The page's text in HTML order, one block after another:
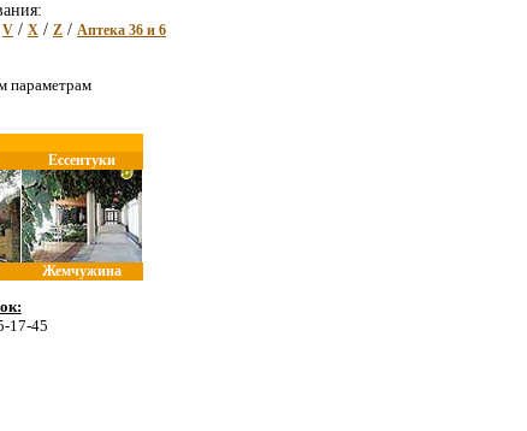
V / X / Z / Аптека 36 и 6
параметрам
Ессентуки
Жемчужина
17-45